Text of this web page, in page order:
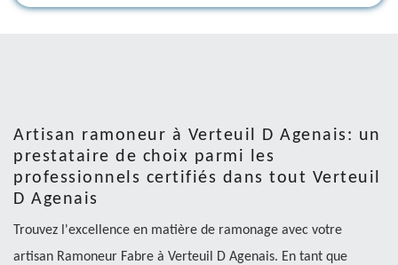
Artisan ramoneur à Verteuil D Agenais: un
prestataire de choix parmi les
professionnels certifiés dans tout Verteuil
D Agenais
Trouvez l'excellence en matière de ramonage avec votre
artisan Ramoneur Fabre à Verteuil D Agenais. En tant que